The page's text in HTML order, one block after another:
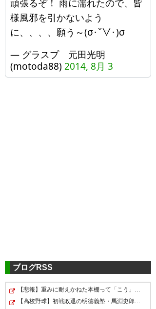
頑張るぞ！ 雨に濡れたので、皆
様風邪を引かないよう
に、、、、願う～(σ･ˇ∀･)σ
— グラスプ 元田光明
(motoda88) 2014, 8月 3
ブログRSS
【悲報】重みに耐えかねた本棚って「こう」壊れるらしい…
【高校野球】初戦敗退の明徳義塾・馬淵史郎監督…過熱する…